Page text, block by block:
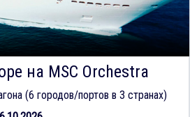
на MSC Orchestra
(6 городов/портов в 3 странах)